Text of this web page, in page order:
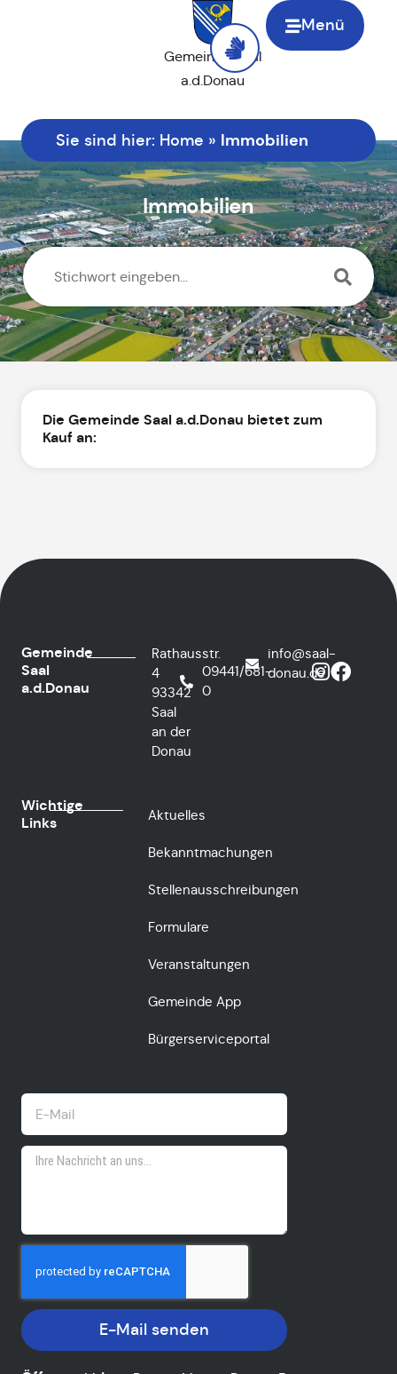
Menü
Gemeinde Saal
a.d.Donau
Sie sind hier: Home » Immobilien
Immobilien
Die Gemeinde Saal a.d.Donau bietet zum
Kauf an:
Gemeinde
Saal
a.d.Donau
Rathausstr.
4
93342
Saal
an der
Donau
09441/681-
0
info@saal-
donau.de
Wichtige
Links
Aktuelles
Bekanntmachungen
Stellenausschreibungen
Formulare
Veranstaltungen
Gemeinde App
Bürgerserviceportal
E-Mail senden